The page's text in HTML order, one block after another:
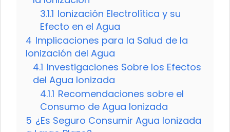
3.1.1 Ionización Electrolítica y su
Efecto en el Agua
4 Implicaciones para la Salud de la
Ionización del Agua
4.1 Investigaciones Sobre los Efectos
del Agua Ionizada
4.1.1 Recomendaciones sobre el
Consumo de Agua Ionizada
5 ¿Es Seguro Consumir Agua Ionizada